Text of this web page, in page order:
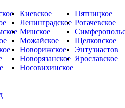
Киевское
Ленинградское
Минское
Можайское
Новорижское
Новорязанское
Носовихинское
Пятницкое
Рогачевское
Щелковское
Энтузиастов
Ярославское